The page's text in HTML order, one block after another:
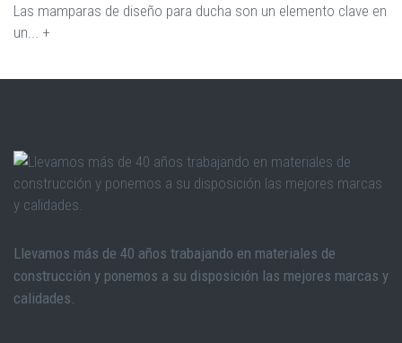
Las mamparas de diseño para ducha son un elemento clave en
un... +
Llevamos más de 40 años trabajando en materiales de
construcción y ponemos a su disposición las mejores marcas y
calidades.